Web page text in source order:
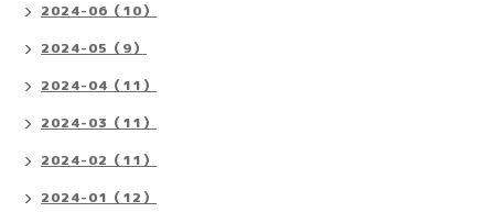
2024-06（10）
2024-05（9）
2024-04（11）
2024-03（11）
2024-02（11）
2024-01（12）